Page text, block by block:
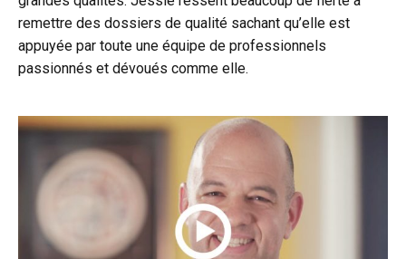
remettre des dossiers de qualité sachant qu’elle est
appuyée par toute une équipe de professionnels
passionnés et dévoués comme elle.